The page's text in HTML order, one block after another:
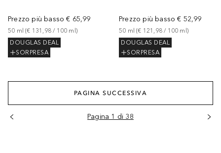
Prezzo più basso € 65,99
50 ml (€ 131,98 / 100 ml)
DOUGLAS DEAL
SORPRESA
Prezzo più basso € 52,99
50 ml (€ 121,98 / 100 ml)
DOUGLAS DEAL
SORPRESA
PAGINA SUCCESSIVA
Pagina 1 di 38